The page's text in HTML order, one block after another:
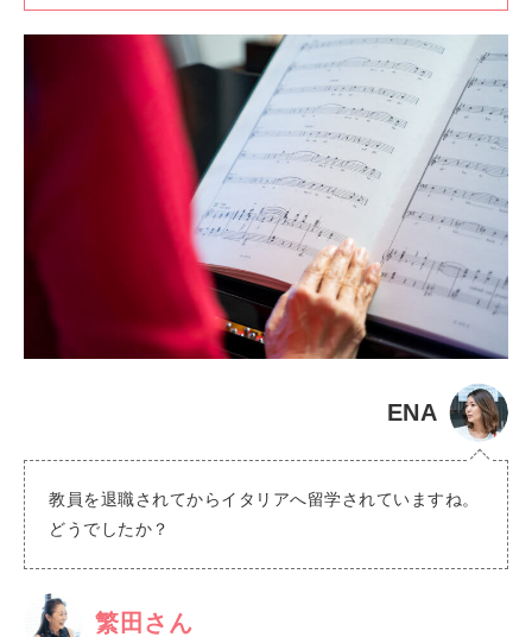
ENA
教員を退職されてからイタリアへ留学されていますね。
どうでしたか？
繁田さん